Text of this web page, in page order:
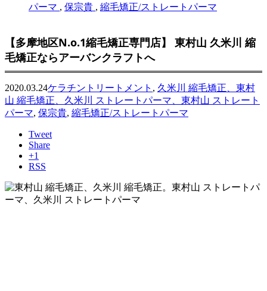
パーマ , 保宗貴 , 縮毛矯正/ストレートパーマ
【多摩地区N.o.1縮毛矯正専門店】 東村山 久米川 縮
毛矯正ならアーバンクラフトへ
2020.03.24ケラチントリートメント , 久米川 縮毛矯正、東村
山 縮毛矯正、久米川 ストレートパーマ、東村山 ストレート
パーマ, 保宗貴, 縮毛矯正/ストレートパーマ
Tweet
Share
+1
RSS